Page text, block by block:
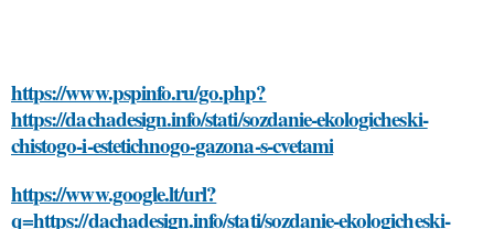
https://www.pspinfo.ru/go.php?
https://dachadesign.info/stati/sozdanie-ekologicheski-
chistogo-i-estetichnogo-gazona-s-cvetami
https://www.google.lt/url?
q=https://dachadesign.info/stati/sozdanie-ekologicheski-